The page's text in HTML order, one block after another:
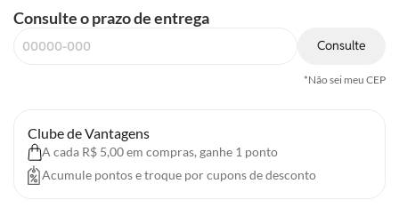
Consulte o prazo de entrega
Consulte
*Não sei meu CEP
Clube de Vantagens
A cada R$ 5,00 em compras, ganhe 1 ponto
Acumule pontos e troque por cupons de desconto